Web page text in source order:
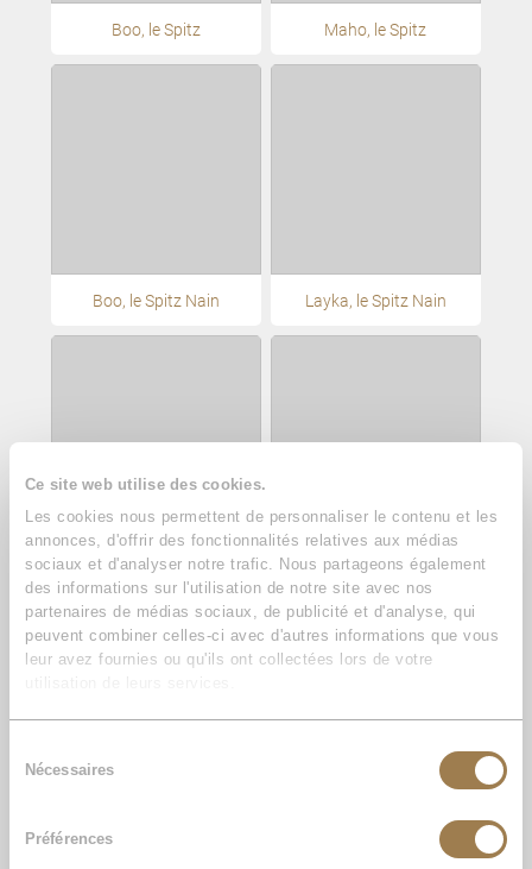
Ce site web utilise des cookies.
Les cookies nous permettent de personnaliser le contenu et les
annonces, d'offrir des fonctionnalités relatives aux médias
sociaux et d'analyser notre trafic. Nous partageons également
des informations sur l'utilisation de notre site avec nos
partenaires de médias sociaux, de publicité et d'analyse, qui
peuvent combiner celles-ci avec d'autres informations que vous
leur avez fournies ou qu'ils ont collectées lors de votre
Nécessaires
Préférences
Boo, le Spitz Maho, le Spitz
Boo, le Spitz Nain Layka, le Spitz Nain
Boo, le Loulou de
Poméranie
Louna – Bis, le spitz nain
Louna, le Spitz Nain